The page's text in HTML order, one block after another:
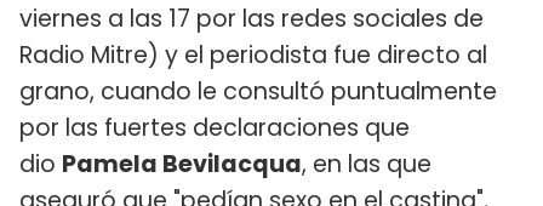
viernes a las 17 por las redes sociales de
Radio Mitre) y el periodista fue directo al
grano, cuando le consultó puntualmente
por las fuertes declaraciones que
dio Pamela Bevilacqua, en las que